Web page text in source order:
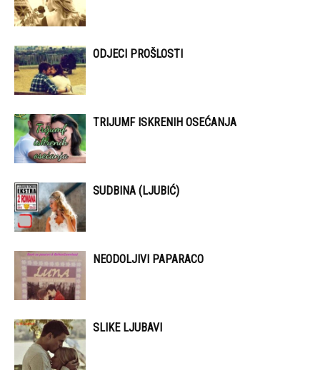
ODJECI PROŠLOSTI
TRIJUMF ISKRENIH OSEĆANJA
SUDBINA (LJUBIĆ)
NEODOLJIVI PAPARACO
SLIKE LJUBAVI